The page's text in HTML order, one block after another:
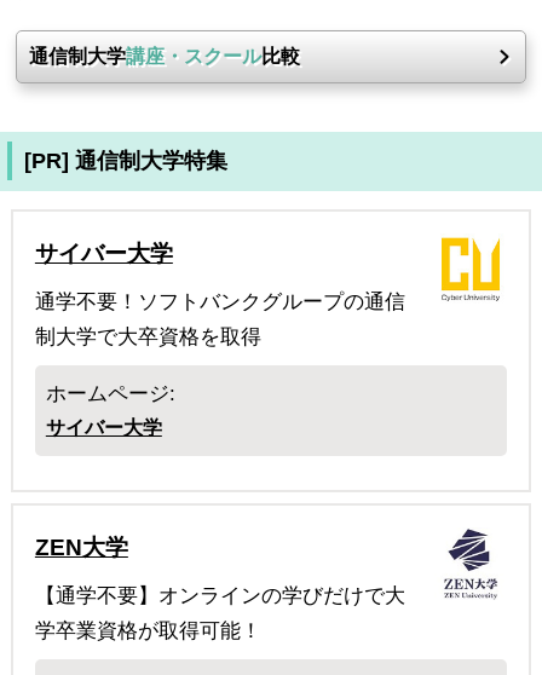
通信制大学講座・スクール比較
[PR] 通信制大学特集
サイバー大学
通学不要！ソフトバンクグループの通信
制大学で大卒資格を取得
ホームページ:
サイバー大学
ZEN大学
【通学不要】オンラインの学びだけで大
学卒業資格が取得可能！